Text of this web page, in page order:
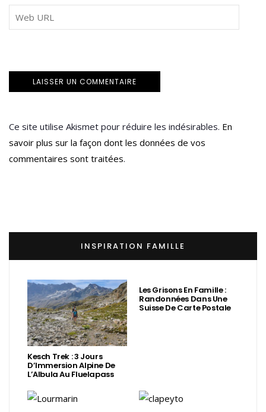
Ce site utilise Akismet pour réduire les indésirables. En
savoir plus sur la façon dont les données de vos
commentaires sont traitées.
INSPIRATION FAMILLE
Kesch Trek : 3 Jours
D’Immersion Alpine De
L’Albula Au Fluelapass
Les Grisons En Famille :
Randonnées Dans Une
Suisse De Carte Postale